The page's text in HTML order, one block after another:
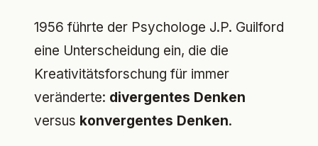
1956 führte der Psychologe J.P. Guilford
eine Unterscheidung ein, die die
Kreativitätsforschung für immer
veränderte: divergentes Denken
versus konvergentes Denken.